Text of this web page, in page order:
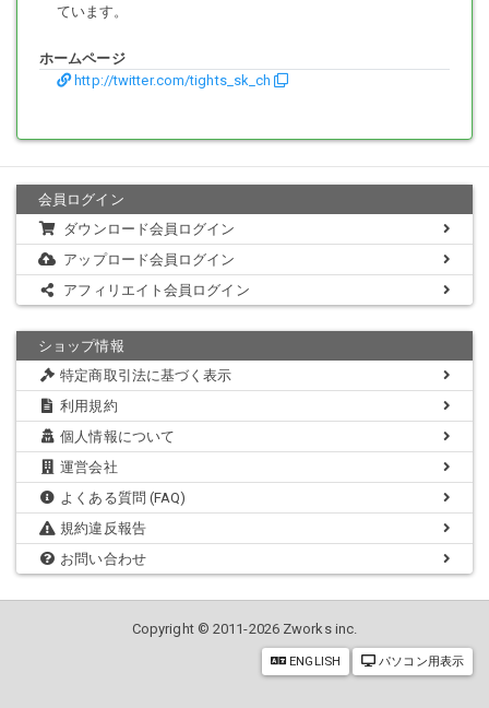
ています。
ホームページ
http://twitter.com/tights_sk_ch
会員ログイン
ダウンロード会員ログイン
アップロード会員ログイン
アフィリエイト会員ログイン
ショップ情報
特定商取引法に基づく表示
利用規約
個人情報について
運営会社
よくある質問 (FAQ)
規約違反報告
お問い合わせ
Copyright © 2011-2026 Zworks inc.
ENGLISH パソコン用表示